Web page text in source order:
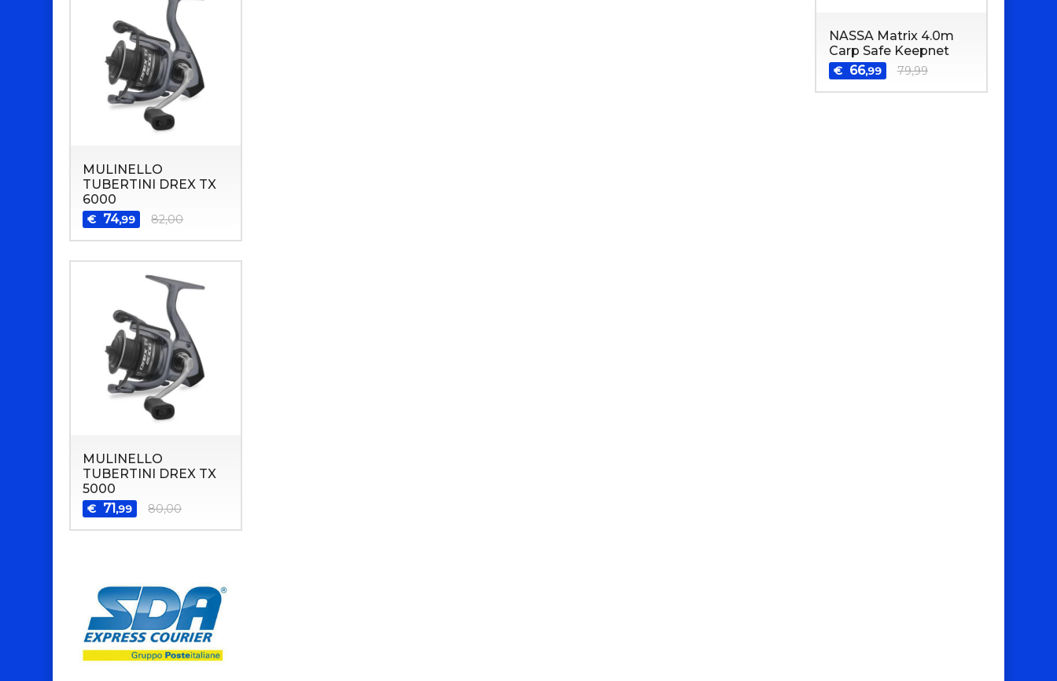
MULINELLO
TUBERTINI DREX TX
6000
€ 74,99 82,00
MULINELLO
TUBERTINI DREX TX
5000
€ 71,99 80,00
NASSA Matrix 4.0m
Carp Safe Keepnet
€ 66,99 79,99